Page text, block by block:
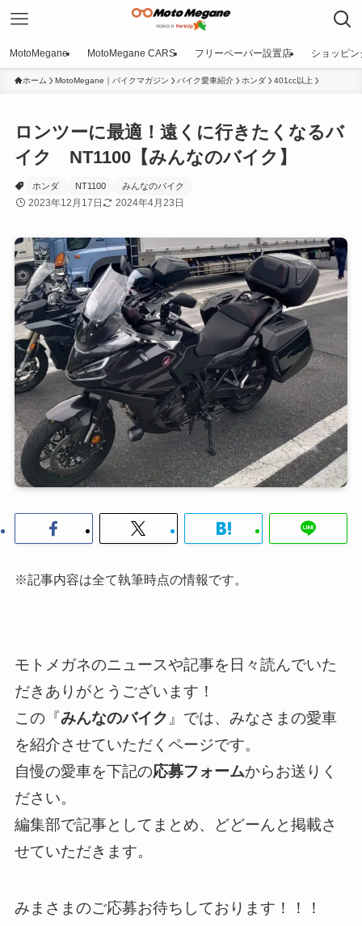
MotoMegane MotoMegane CARS フリーペーパー設置店 ショッピン
ホーム MotoMegane｜バイクマガジン バイク愛車紹介 ホンダ 401cc以上
ロンツーに最適！遠くに行きたくなるバ
イク NT1100【みんなのバイク】
ホンダ NT1100 みんなのバイク
2023年12月17日 2024年4月23日
※記事内容は全て執筆時点の情報です。
モトメガネのニュースや記事を日々読んでいた
だきありがとうございます！
この『みんなのバイク 』では、みなさまの愛車
を紹介させていただくページです。
自慢の愛車を下記の応募フォームからお送りく
ださい。
編集部で記事としてまとめ、どどーんと掲載さ
せていただきます。
みまさまのご応募お待ちしております！！！